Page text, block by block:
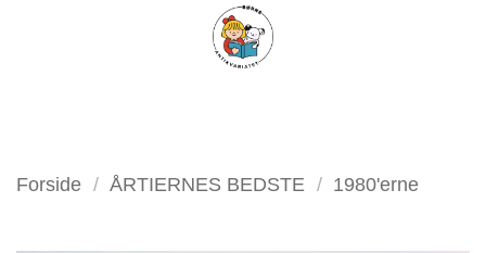
FILTER
Forside / ÅRTIERNES BEDSTE / 1980'erne